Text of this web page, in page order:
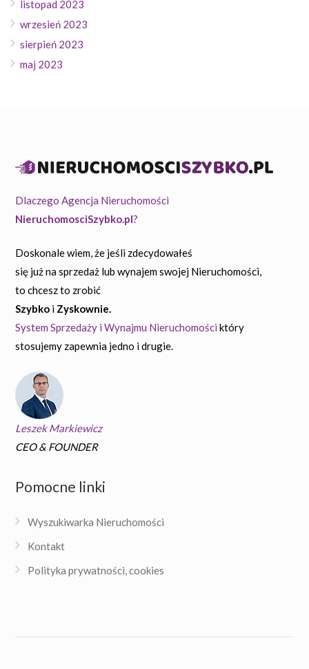
listopad 2023
wrzesień 2023
sierpień 2023
maj 2023
Dlaczego Agencja Nieruchomości
NieruchomosciSzybko.pl?
Doskonale wiem, że jeśli zdecydowałeś
się już na sprzedaż lub wynajem swojej Nieruchomości,
to chcesz to zrobić
Szybko i Zyskownie.
System Sprzedaży i Wynajmu Nieruchomości który
stosujemy zapewnia jedno i drugie.
Leszek Markiewicz
CEO & FOUNDER
Pomocne linki
Wyszukiwarka Nieruchomości
Kontakt
Polityka prywatności, cookies